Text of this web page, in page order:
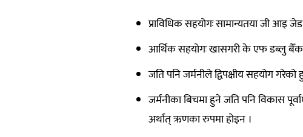
प्राविधिक सहयोगः सामान्यतया जी आइ
आर्थिक सहयोगः खासगरी के एफ डब्लु बैँक
जति पनि जर्मनीले द्विपक्षीय सहयोग
जर्मनीका बिचमा हुने जति पनि विकास
अर्थात् ऋणका रुपमा होइन ।